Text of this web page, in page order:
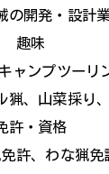
の開発・設計
趣味
ャンプツーリ
猟、山菜採り
許・資格
許、わな猟免